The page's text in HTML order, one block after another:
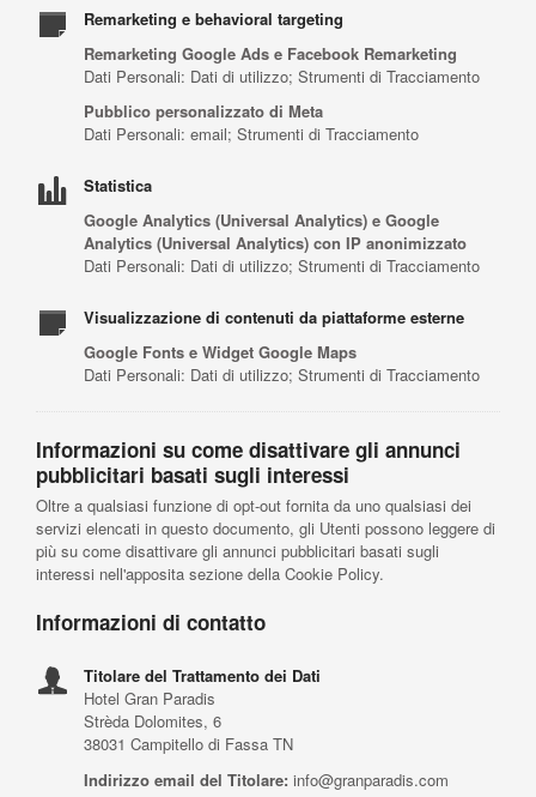
Remarketing e behavioral targeting
Remarketing Google Ads e Facebook Remarketing
Dati Personali: Dati di utilizzo; Strumenti di Tracciamento
Pubblico personalizzato di Meta
Dati Personali: email; Strumenti di Tracciamento
Statistica
Google Analytics (Universal Analytics) e Google
Analytics (Universal Analytics) con IP anonimizzato
Dati Personali: Dati di utilizzo; Strumenti di Tracciamento
Visualizzazione di contenuti da piattaforme esterne
Google Fonts e Widget Google Maps
Dati Personali: Dati di utilizzo; Strumenti di Tracciamento
Informazioni su come disattivare gli annunci
pubblicitari basati sugli interessi
Oltre a qualsiasi funzione di opt-out fornita da uno qualsiasi dei
servizi elencati in questo documento, gli Utenti possono leggere di
più su come disattivare gli annunci pubblicitari basati sugli
interessi nell'apposita sezione della Cookie Policy.
Informazioni di contatto
Titolare del Trattamento dei Dati
Hotel Gran Paradis
Strèda Dolomites, 6
38031 Campitello di Fassa TN
Indirizzo email del Titolare: info@granparadis.com